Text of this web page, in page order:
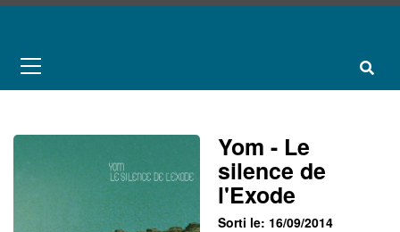
Menu
Yom - Le
silence de
l'Exode
Sorti le: 16/09/2014